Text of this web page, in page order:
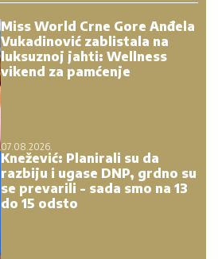
Miss World Crne Gore Anđela
Vukadinović zablistala na
luksuznoj jahti: Wellness
vikend za pamćenje
07.08.2026.
Knežević: Planirali su da
razbiju i ugase DNP, grdno su
se prevarili - sada smo na 13
do 15 odsto